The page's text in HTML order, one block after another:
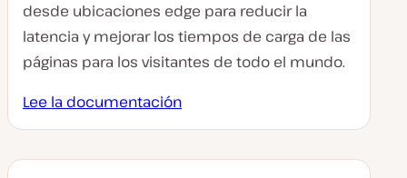
desde ubicaciones edge para reducir la
latencia y mejorar los tiempos de carga de las
páginas para los visitantes de todo el mundo.
Lee la documentación